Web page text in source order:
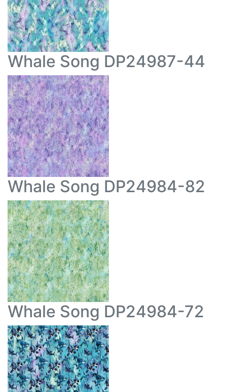
Whale Song DP24987-44
Whale Song DP24984-82
Whale Song DP24984-72